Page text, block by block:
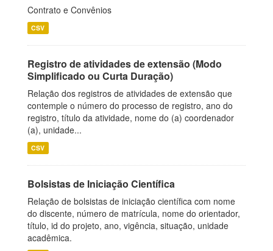
Contrato e Convênios
CSV
Registro de atividades de extensão (Modo
Simplificado ou Curta Duração)
Relação dos registros de atividades de extensão que
contemple o número do processo de registro, ano do
registro, título da atividade, nome do (a) coordenador
(a), unidade...
CSV
Bolsistas de Iniciação Científica
Relação de bolsistas de iniciação científica com nome
do discente, número de matrícula, nome do orientador,
título, id do projeto, ano, vigência, situação, unidade
acadêmica.